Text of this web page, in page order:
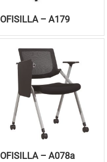
OFISILLA – A179
OFISILLA – A078a